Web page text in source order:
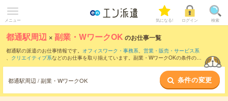
メニュー 気になる! ログイン 検索
都通駅周辺 ×副業・WワークOK のお仕事一覧
都通駅の派遣のお仕事情報です。 オフィスワーク・事務系、 営業・販売・サービス系
、 クリエイティブ系などのお仕事を取り揃えています。副業・WワークOKの条件の他
都通駅周辺 / 副業・WワークOK 条件の変更